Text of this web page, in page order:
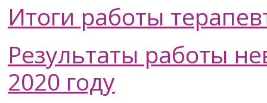
Итоги работы
Результаты работы
2020 году